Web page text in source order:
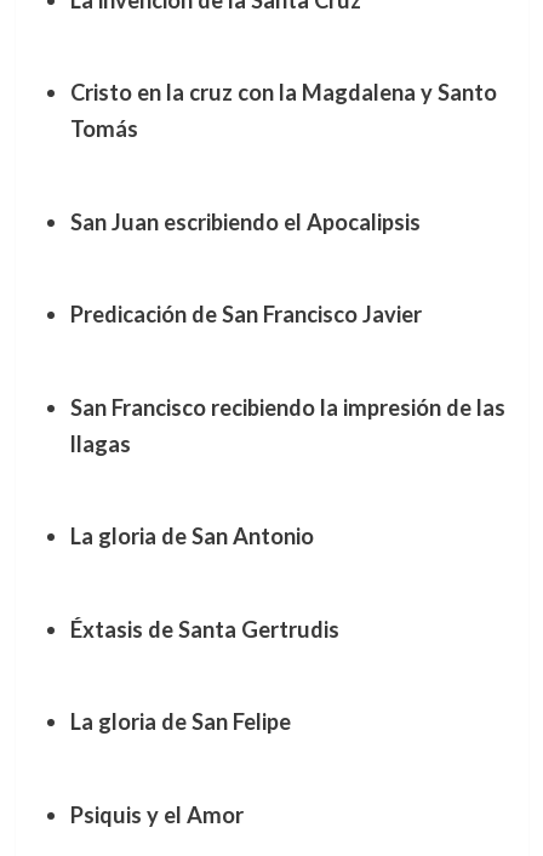
Cristo en la cruz con la Magdalena y Santo
Tomás
San Juan escribiendo el Apocalipsis
Predicación de San Francisco Javier
San Francisco recibiendo la impresión de las
llagas
La gloria de San Antonio
Éxtasis de Santa Gertrudis
La gloria de San Felipe
Psiquis y el Amor